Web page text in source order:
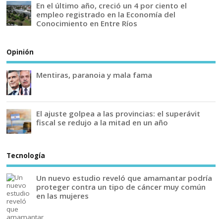
En el último año, creció un 4 por ciento el
empleo registrado en la Economía del
Conocimiento en Entre Ríos
Opinión
Mentiras, paranoia y mala fama
El ajuste golpea a las provincias: el superávit
fiscal se redujo a la mitad en un año
Tecnología
Un nuevo estudio reveló que amamantar podría
proteger contra un tipo de cáncer muy común
en las mujeres